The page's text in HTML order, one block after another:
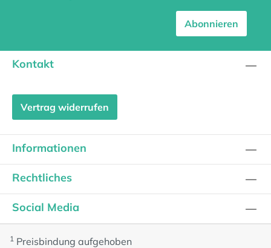
Abonnieren
Kontakt
Vertrag widerrufen
Informationen
Rechtliches
Social Media
1 Preisbindung aufgehoben